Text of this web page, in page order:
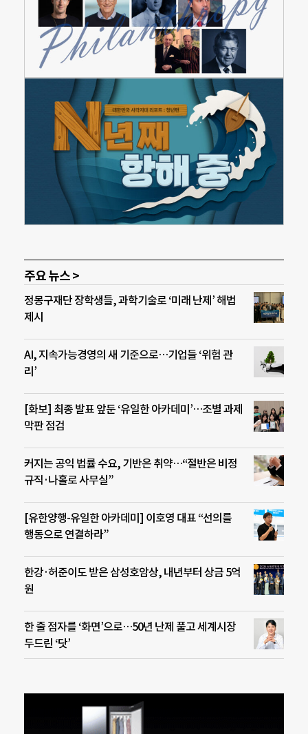
주요 뉴스 >
정몽구재단 장학생들, 과학기술로 ‘미래 난제’ 해법
제시
AI, 지속가능경영의 새 기준으로…기업들 ‘위험 관
리’
[화보] 최종 발표 앞둔 ‘유일한 아카데미’…조별 과제
막판 점검
커지는 공익 법률 수요, 기반은 취약…“절반은 비정
규직·나홀로 사무실”
[유한양행-유일한 아카데미] 이호영 대표 “선의를
행동으로 연결하라”
한강·허준이도 받은 삼성호암상, 내년부터 상금 5억
원
한 줄 점자를 ‘화면’으로…50년 난제 풀고 세계시장
두드린 ‘닷’